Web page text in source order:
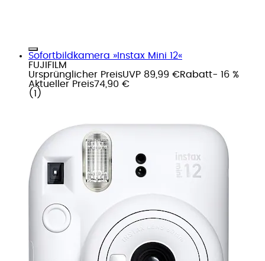
Sofortbildkamera »Instax Mini 12«
FUJIFILM
Ursprünglicher PreisUVP 89,99 €Rabatt- 16 %
Aktueller Preis74,90 €
( 1 )